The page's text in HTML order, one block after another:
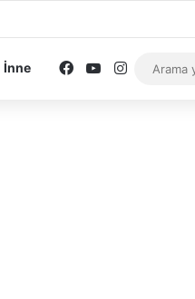
İnne Facebook
YouTube
Instagram